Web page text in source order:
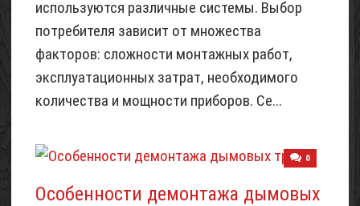
используются различные системы. Выбор
потребителя зависит от множества
факторов: сложности монтажных работ,
эксплуатационных затрат, необходимого
количества и мощности приборов. Се...
0
Особенности демонтажа дымовых